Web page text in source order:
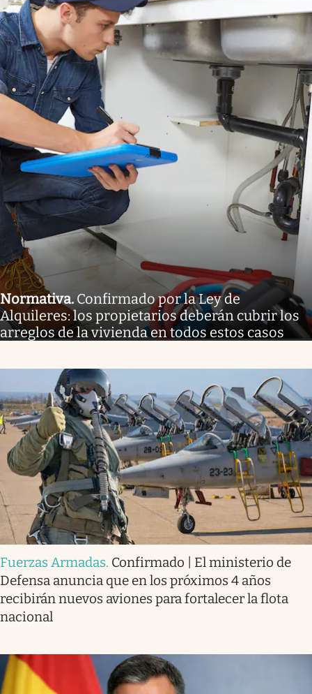
Normativa. Confirmado por la Ley de
Alquileres: los propietarios deberán cubrir los
arreglos de la vivienda en todos estos casos
Fuerzas Armadas. Confirmado | El ministerio de
Defensa anuncia que en los próximos 4 años
recibirán nuevos aviones para fortalecer la flota
nacional